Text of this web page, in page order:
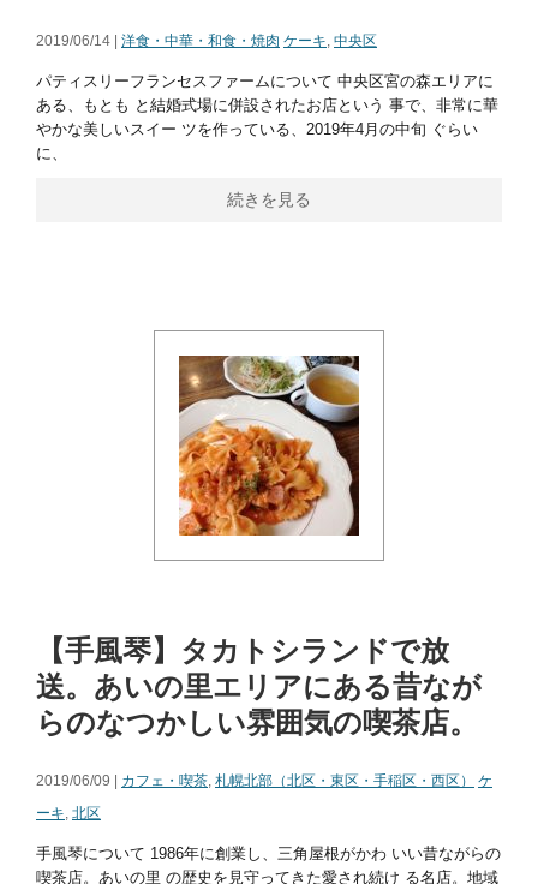
2019/06/14 | 洋食・中華・和食・焼肉 ケーキ, 中央区
パティスリーフランセスファームについて 中央区宮の森エリアに
ある、もとも と結婚式場に併設されたお店という 事で、非常に華
やかな美しいスイー ツを作っている、2019年4月の中旬 ぐらい
に、
続きを見る
【手風琴】タカトシランドで放
送。あいの里エリアにある昔なが
らのなつかしい雰囲気の喫茶店。
2019/06/09 | カフェ・喫茶, 札幌北部（北区・東区・手稲区・西区）
ケ
ーキ, 北区
手風琴について 1986年に創業し、三角屋根がかわ いい昔ながらの
喫茶店。あいの里 の歴史を見守ってきた愛され続け る名店。地域